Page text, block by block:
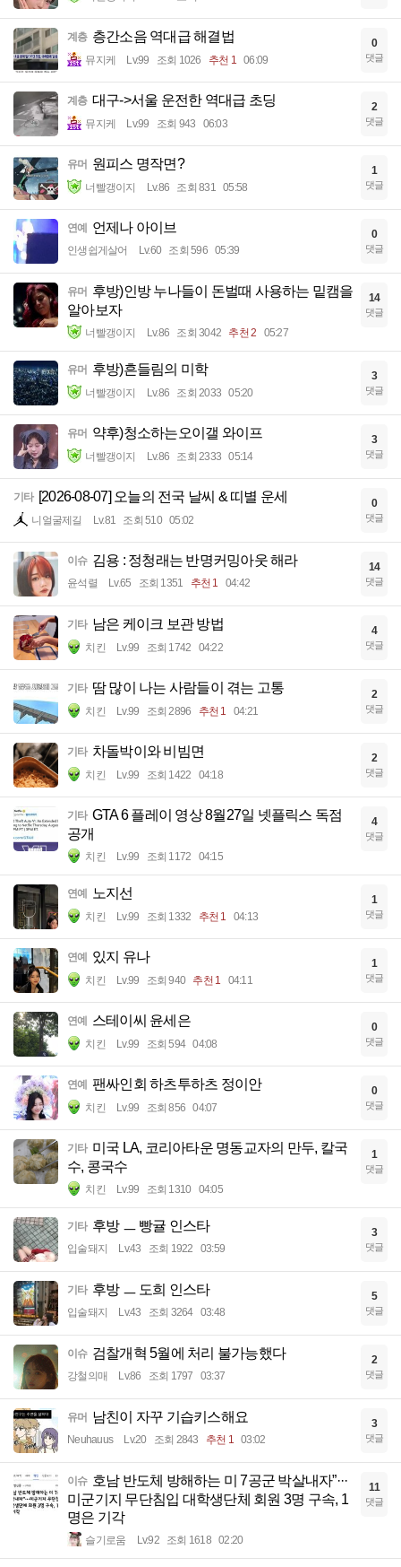
계층 층간소음 역대급 해결법
뮤지케 Lv.99 조회 1026 추천 1 06:09
0
댓글
계층 대구->서울 운전한 역대급 초딩
뮤지케 Lv.99 조회 943 06:03
2
댓글
유머 원피스 명작면?
너빨갱이지 Lv.86 조회 831 05:58
1
댓글
연예 언제나 아이브
인생쉽게살어 Lv.60 조회 596 05:39
0
댓글
유머 후방)인방 누나들이 돈벌때 사용하는 밑캠을
알아보자
너빨갱이지 Lv.86 조회 3042 추천 2 05:27
14
댓글
유머 후방)흔들림의 미학
너빨갱이지 Lv.86 조회 2033 05:20
3
댓글
유머 약후)청소하는오이갤 와이프
너빨갱이지 Lv.86 조회 2333 05:14
3
댓글
기타 [2026-08-07] 오늘의 전국 날씨 & 띠별 운세
니얼굴제길 Lv.81 조회 510 05:02
0
댓글
이슈 김용 : 정청래는 반명커밍아웃 해라
윤석렬 Lv.65 조회 1351 추천 1 04:42
14
댓글
기타 남은 케이크 보관 방법
치킨 Lv.99 조회 1742 04:22
4
댓글
기타 땀 많이 나는 사람들이 겪는 고통
치킨 Lv.99 조회 2896 추천 1 04:21
2
댓글
기타 차돌박이와 비빔면
치킨 Lv.99 조회 1422 04:18
2
댓글
기타 GTA 6 플레이 영상 8월27일 넷플릭스 독점
공개
치킨 Lv.99 조회 1172 04:15
4
댓글
연예 노지선
치킨 Lv.99 조회 1332 추천 1 04:13
1
댓글
연예 있지 유나
치킨 Lv.99 조회 940 추천 1 04:11
1
댓글
연예 스테이씨 윤세은
치킨 Lv.99 조회 594 04:08
0
댓글
연예 팬싸인회 하츠투하츠 정이안
치킨 Lv.99 조회 856 04:07
0
댓글
기타 미국 LA, 코리아타운 명동교자의 만두, 칼국
수, 콩국수
치킨 Lv.99 조회 1310 04:05
1
댓글
기타 후방 ㅡ 빵귤 인스타
입술돼지 Lv.43 조회 1922 03:59
3
댓글
기타 후방 ㅡ 도희 인스타
입술돼지 Lv.43 조회 3264 03:48
5
댓글
이슈 검찰개혁 5월에 처리 불가능했다
강철의매 Lv.86 조회 1797 03:37
2
댓글
유머 남친이 자꾸 기습키스해요
Neuhauus Lv.20 조회 2843 추천 1 03:02
3
댓글
이슈 호남 반도체 방해하는 미 7공군 박살내자”···
미군기지 무단침입 대학생단체 회원 3명 구속, 1
명은 기각
슬기로움 Lv.92 조회 1618 02:20
11
댓글